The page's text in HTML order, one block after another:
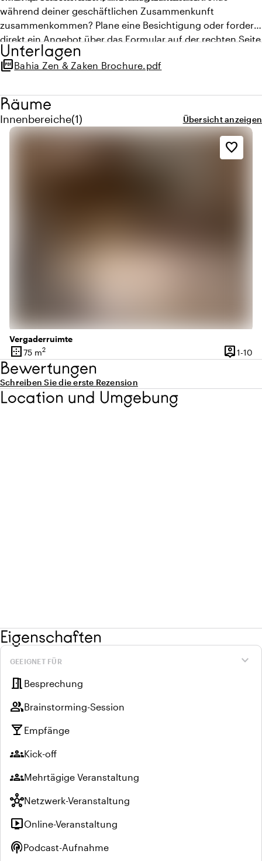
während deiner geschäftlichen Zusammenkunft
zusammenkommen? Plane eine Besichtigung oder fordere
direkt ein Angebot über das Formular auf der rechten Seite
an.
Unterlagen
picture_as_pdfBahia Zen & Zaken Brochure.pdf
Räume
Innenbereiche
Menge innenbereiche: 1
(1) Übersicht anzeigen
Vergaderruimte
border_outer
Oberfläche
75 m2 person_pin1-10
favorite_border
Bewertungen
Schreiben Sie die erste Rezension
Location und Umgebung
Eigenschaften
expand_more
GEEIGNET FÜR
meeting_room Besprechung
groupBrainstorming-Session
local_bar Empfänge
groupsKick-off
groupsMehrtägige Veranstaltung
hubNetzwerk-Veranstaltung
live_tvOnline-Veranstaltung
podcastsPodcast-Aufnahme